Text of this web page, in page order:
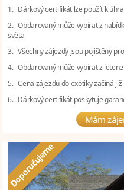
1. Dárkový certifikát lze použít k
2. Obdarovaný může vybírat z
světa
3. Všechny zájezdy jsou pojištěny
4. Obdarovaný může vybírat z
5. Cena zájezdů do exotiky začíná
6. Dárkový certifikát poskytuje
Mám